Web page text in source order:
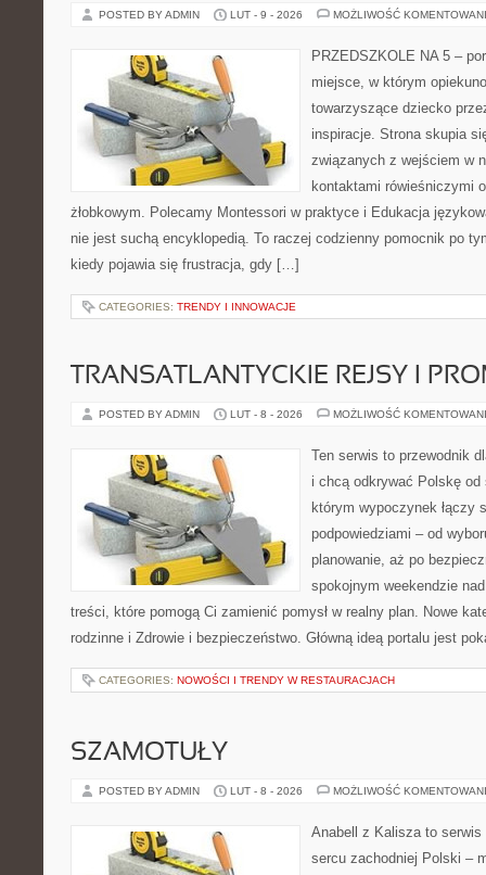
POSTED BY ADMIN LUT - 9 - 2026 MOŻLIWOŚĆ
PRZEDSZKOLE NA 5 –
miejsce, w którym
towarzyszące dziecko
inspiracje. Strona skupia
związanych z wejściem w
kontaktami rówieśniczymi
żłobkowym. Polecamy Montessori w praktyce i Edukacja
nie jest suchą encyklopedią. To raczej codzienny pomocnik po
kiedy pojawia się frustracja, gdy […]
CATEGORIES: TRENDY I INNOWACJE
TRANSATLANTYCKIE REJSY I
POSTED BY ADMIN LUT - 8 - 2026 MOŻLIWOŚĆ
Ten serwis to przewodnik
i chcą odkrywać Polskę
którym wypoczynek łączy
podpowiedziami – od
planowanie, aż po
spokojnym weekendzie
treści, które pomogą Ci zamienić pomysł w realny plan. Nowe
rodzinne i Zdrowie i bezpieczeństwo. Główną ideą portalu jest
CATEGORIES: NOWOŚCI I TRENDY W RESTAURACJACH
SZAMOTUŁY
POSTED BY ADMIN LUT - 8 - 2026 MOŻLIWOŚĆ
Anabell z Kalisza to
sercu zachodniej Polski –